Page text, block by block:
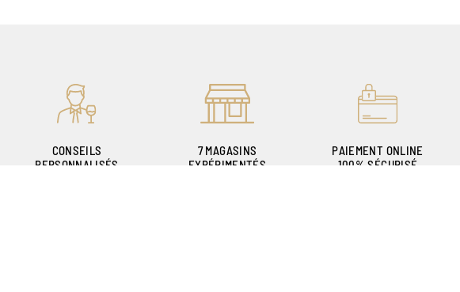
CONSEILS
PERSONNALISÉS
7 MAGASINS
EXPÉRIMENTÉS
PAIEMENT ONLINE
100% SÉCURISÉ